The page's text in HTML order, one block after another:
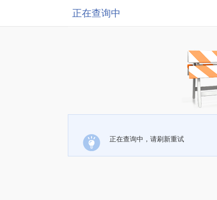
正在查询中
正在查询中，请刷新重试